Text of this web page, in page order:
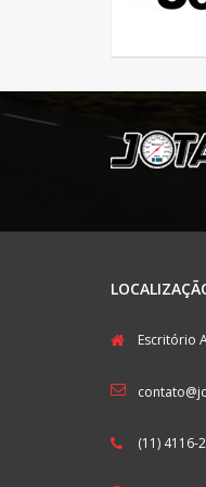
Escritório
(11) 4116-